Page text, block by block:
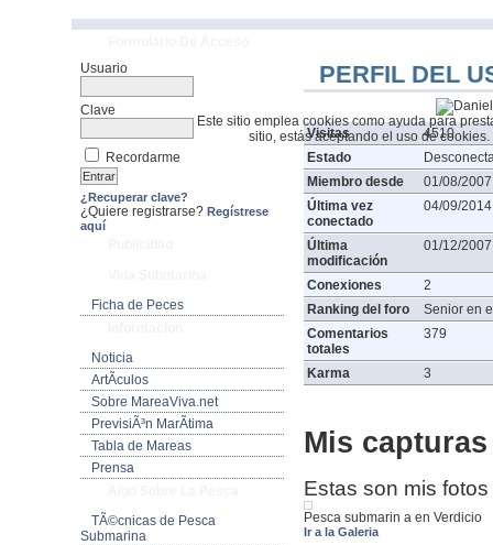
Este sitio emplea cookies como ayuda para
sitio, estás aceptando el uso de cookies.
Usuario
Clave
Recordarme
¿Recuperar clave?
¿Quiere registrarse? Regístrese
aquí
Ficha de Peces
Noticia
ArtÃ­culos
Sobre MareaViva.net
PrevisiÃ³n MarÃ­tima
Tabla de Mareas
Prensa
TÃ©cnicas de Pesca
Submarina
PERFIL DEL
Visitas
4510
Estado
Miembro desde
01/08/
Última vez
conectado
04/09/
Última
modificación
01/12/
Conexiones
2
Ranking del foro
Senior en
Comentarios
totales
379
Karma 3
Mis
Estas son mis
Pesca submarin a en Verdicio
Ir a la Galeria